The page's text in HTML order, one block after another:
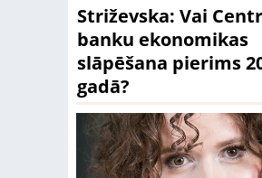
Striževska: Vai
banku ekonomikas
slāpēšana pierims
gadā?